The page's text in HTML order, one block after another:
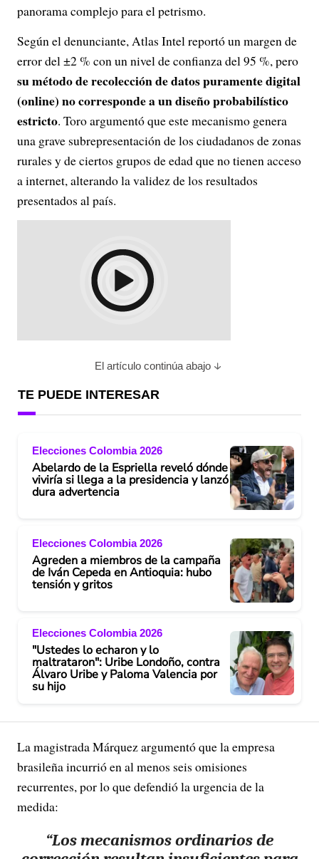
panorama complejo para el petrismo.
Según el denunciante, Atlas Intel reportó un margen de
error del ±2 % con un nivel de confianza del 95 %, pero
su método de recolección de datos puramente digital
(online) no corresponde a un diseño probabilístico
estricto. Toro argumentó que este mecanismo genera
una grave subrepresentación de los ciudadanos de zonas
rurales y de ciertos grupos de edad que no tienen acceso
a internet, alterando la validez de los resultados
presentados al país.
El artículo continúa abajo
TE PUEDE INTERESAR
Elecciones Colombia 2026
Abelardo de la Espriella reveló dónde
viviría si llega a la presidencia y lanzó
dura advertencia
Elecciones Colombia 2026
Agreden a miembros de la campaña
de Iván Cepeda en Antioquia: hubo
tensión y gritos
Elecciones Colombia 2026
"Ustedes lo echaron y lo
maltrataron": Uribe Londoño, contra
Álvaro Uribe y Paloma Valencia por
su hijo
La magistrada Márquez argumentó que la empresa
brasileña incurrió en al menos seis omisiones
recurrentes, por lo que defendió la urgencia de la
medida:
“Los mecanismos ordinarios de